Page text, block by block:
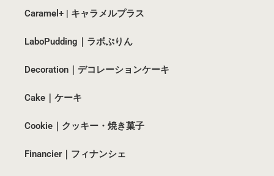
Caramel+ | キャラメルプラス
LaboPudding｜ラボぷりん
Decoration｜デコレーションケーキ
Cake｜ケーキ
Cookie｜クッキー・焼き菓子
Financier｜フィナンシェ